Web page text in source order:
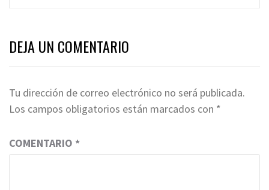
DEJA UN COMENTARIO
Tu dirección de correo electrónico no será publicada.
Los campos obligatorios están marcados con *
COMENTARIO *